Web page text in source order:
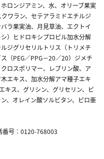
ロンジアミン、水、オリーブ果実
ワラン、セテアラミドエチルジ
ラ果実油、月見草油、エクトイ
）ヒドロキシプロピル加水分解
ジグリセリルトリス（トリメチ
（PEG／PPG－20／20）ジメチ
ロスポリマー、レブリン酸、ア
エキス、加水分解アマ種子エキ
キス、グリシン、グリセリン、ビ
、オレイン酸ソルビタン、ピロ亜
番号：0120-768003